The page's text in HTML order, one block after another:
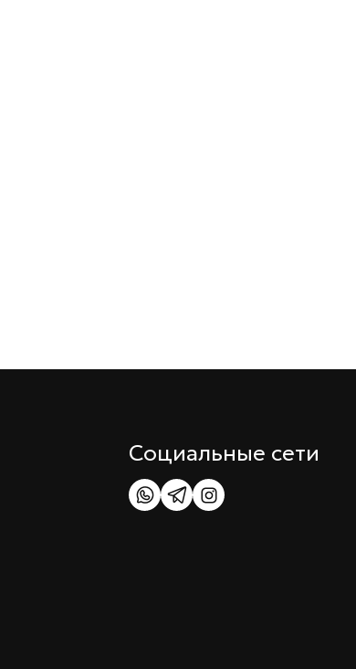
Социальные сети